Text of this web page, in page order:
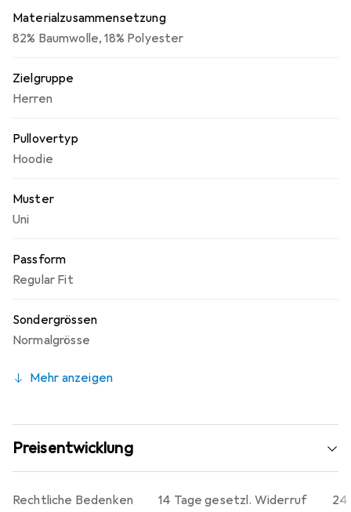
Materialzusammensetzung
82% Baumwolle, 18% Polyester
Zielgruppe
Herren
Pullovertyp
Hoodie
Muster
Uni
Passform
Regular Fit
Sondergrössen
Normalgrösse
Mehr anzeigen
Preisentwicklung
14 Tage gesetzl. Widerruf
24
Rechtliche Bedenken